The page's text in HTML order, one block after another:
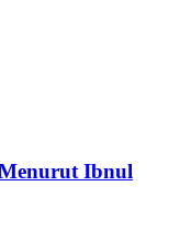
Ibnul